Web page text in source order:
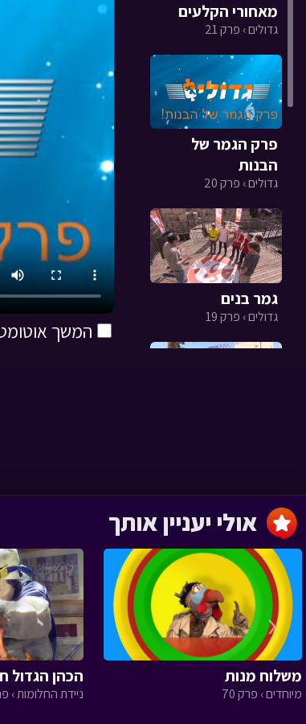
המשך
מאחורי הקלעים
גדולים › פרק 21
פרק הגמר של
הבנות
גדולים › פרק 20
גמר בנים
גדולים › פרק 19
גדולים › פרק 17
גדולים › פרק 16
משלוח מנות
מיוחדים › פרק 70
הכהן הגדול
ניידת החלומות ›
‹